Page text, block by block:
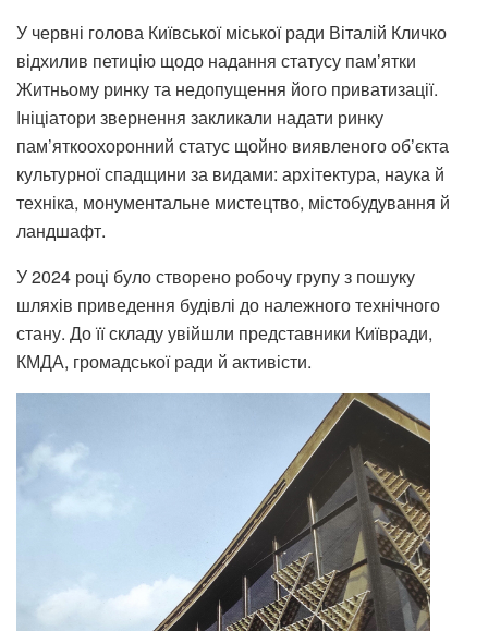
У червні голова Київської міської ради Віталій Кличко
відхилив петицію щодо надання статусу памʼятки
Житньому ринку та недопущення його приватизації.
Ініціатори звернення закликали надати ринку
пам’яткоохоронний статус щойно виявленого обʼєкта
культурної спадщини за видами: архітектура, наука й
техніка, монументальне мистецтво, містобудування й
ландшафт.
У 2024 році було створено робочу групу з пошуку
шляхів приведення будівлі до належного технічного
стану. До її складу увійшли представники Київради,
КМДА, громадської ради й активісти.